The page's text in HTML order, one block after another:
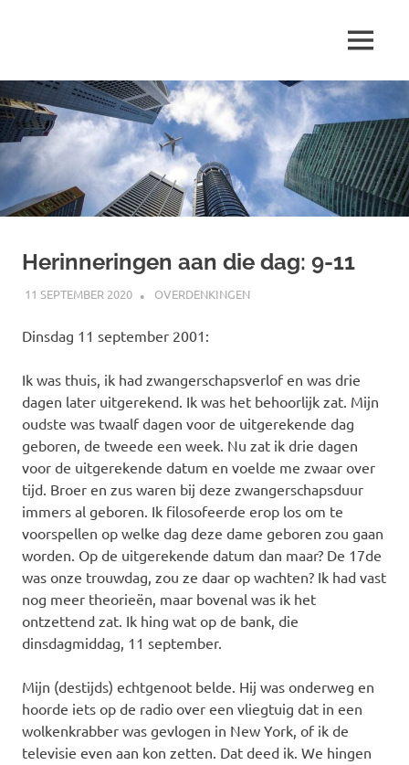
inhoud
schrijft
over
…
MENU
Herinneringen aan die dag: 9-11
11 SEPTEMBER 2020 MARJOLEIN
OVERDENKINGEN
Dinsdag 11 september 2001:
Ik was thuis, ik had zwangerschapsverlof en was drie
dagen later uitgerekend. Ik was het behoorlijk zat. Mijn
oudste was twaalf dagen voor de uitgerekende dag
geboren, de tweede een week. Nu zat ik drie dagen
voor de uitgerekende datum en voelde me zwaar over
tijd. Broer en zus waren bij deze zwangerschapsduur
immers al geboren. Ik filosofeerde erop los om te
voorspellen op welke dag deze dame geboren zou gaan
worden. Op de uitgerekende datum dan maar? De 17de
was onze trouwdag, zou ze daar op wachten? Ik had vast
nog meer theorieën, maar bovenal was ik het
ontzettend zat. Ik hing wat op de bank, die
dinsdagmiddag, 11 september.
Mijn (destijds) echtgenoot belde. Hij was onderweg en
hoorde iets op de radio over een vliegtuig dat in een
wolkenkrabber was gevlogen in New York, of ik de
televisie even aan kon zetten. Dat deed ik. We hingen